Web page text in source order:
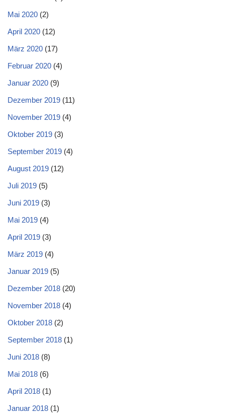
Mai 2020 (2)
April 2020 (12)
März 2020 (17)
Februar 2020 (4)
Januar 2020 (9)
Dezember 2019 (11)
November 2019 (4)
Oktober 2019 (3)
September 2019 (4)
August 2019 (12)
Juli 2019 (5)
Juni 2019 (3)
Mai 2019 (4)
April 2019 (3)
März 2019 (4)
Januar 2019 (5)
Dezember 2018 (20)
November 2018 (4)
Oktober 2018 (2)
September 2018 (1)
Juni 2018 (8)
Mai 2018 (6)
April 2018 (1)
Januar 2018 (1)